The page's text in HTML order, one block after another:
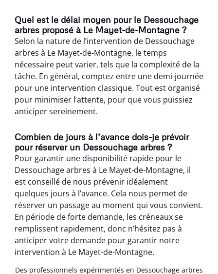
Quel est le délai moyen pour le Dessouchage
arbres proposé à Le Mayet-de-Montagne ?
Selon la nature de l’intervention de Dessouchage
arbres à Le Mayet-de-Montagne, le temps
nécessaire peut varier, tels que la complexité de la
tâche. En général, comptez entre une demi-journée
pour une intervention classique. Tout est organisé
pour minimiser l’attente, pour que vous puissiez
anticiper sereinement.
Combien de jours à l’avance dois-je prévoir
pour réserver un Dessouchage arbres ?
Pour garantir une disponibilité rapide pour le
Dessouchage arbres à Le Mayet-de-Montagne, il
est conseillé de nous prévenir idéalement
quelques jours à l’avance. Cela nous permet de
réserver un passage au moment qui vous convient.
En période de forte demande, les créneaux se
remplissent rapidement, donc n’hésitez pas à
anticiper votre demande pour garantir notre
intervention à Le Mayet-de-Montagne.
Des professionnels expérimentés en Dessouchage arbres